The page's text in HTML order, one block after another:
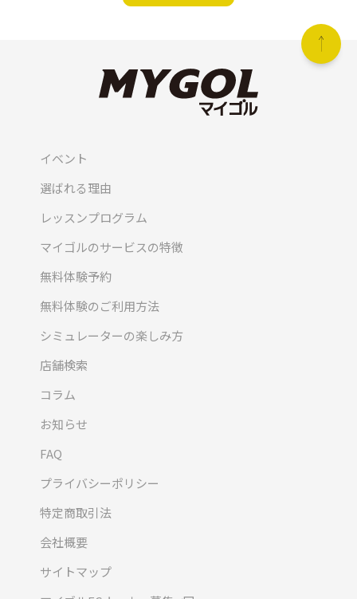
イベント
選ばれる理由
レッスンプログラム
マイゴルのサービスの特徴
無料体験予約
無料体験のご利用方法
シミュレーターの楽しみ方
店舗検索
コラム
お知らせ
FAQ
プライバシーポリシー
特定商取引法
会社概要
サイトマップ